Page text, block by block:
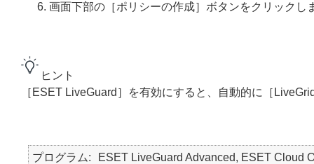
画面下部の［ポリシーの作成］ボタンをクリックし
ヒント
［ESET LiveGuard］を有効にすると、自動的に［
プログラム ESET LiveGuard Advanced, ESET Cloud